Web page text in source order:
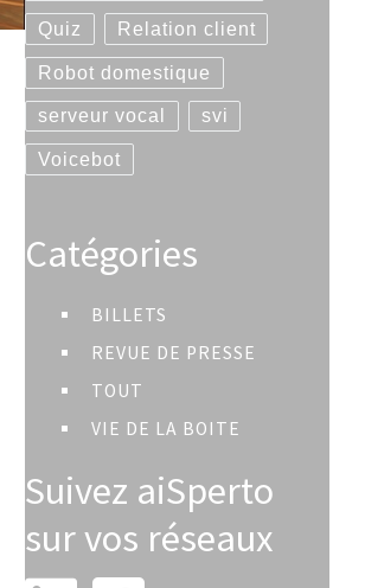
Quiz Relation client
Robot domestique
serveur vocal svi
Voicebot
Catégories
BILLETS
REVUE DE PRESSE
TOUT
VIE DE LA BOITE
Suivez aiSperto
sur vos réseaux